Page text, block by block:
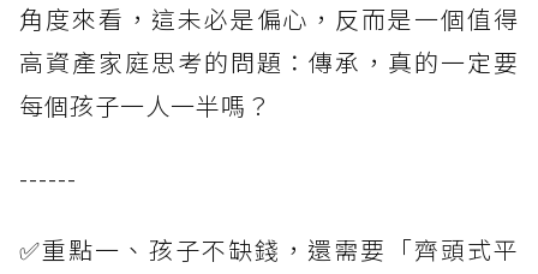
角度來看，這未必是偏心，反而是一個值得
高資產家庭思考的問題：傳承，真的一定要
每個孩子一人一半嗎？
------
✅重點一、孩子不缺錢，還需要「齊頭式平